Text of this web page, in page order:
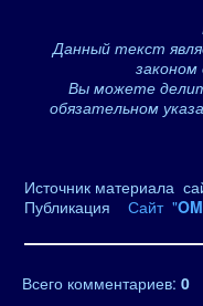
Данный текст
законом
Вы можете
обязательном
Источник материала
Публикация
Сайт "
Всего комментариев: 0